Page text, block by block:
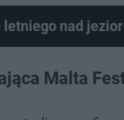
letniego nad
Malta